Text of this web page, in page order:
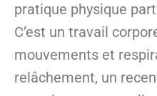
pratique physique
C’est un travail
mouvements et
relâchement, un